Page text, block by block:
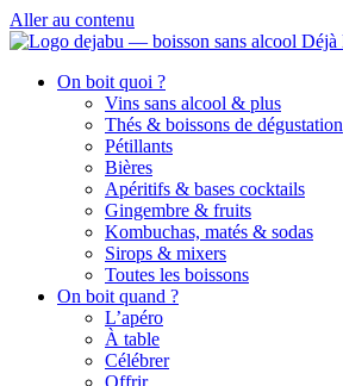
Aller au contenu
On boit quoi ?
Vins sans alcool & plus
Thés & boissons de dégustation
Pétillants
Bières
Apéritifs & bases cocktails
Gingembre & fruits
Kombuchas, matés & sodas
Sirops & mixers
Toutes les boissons
On boit quand ?
L’apéro
À table
Célébrer
Offrir